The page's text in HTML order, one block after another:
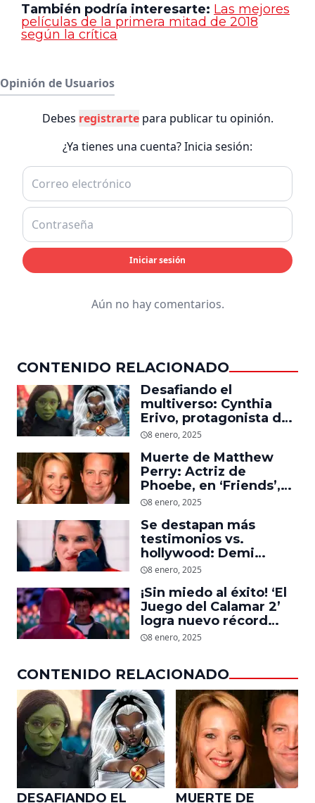
También podría interesarte: Las mejores
películas de la primera mitad de 2018
según la crítica
Opinión de Usuarios
Debes registrartepara publicar tu opinión.
¿Ya tienes una cuenta? Inicia sesión:
Iniciar sesión
Aún no hay comentarios.
CONTENIDO RELACIONADO
Desafiando el
multiverso: Cynthia
Erivo, protagonista de
‘Wicked’, quiere ser
8 enero, 2025
Muerte de Matthew
Perry: Actriz de
Phoebe, en ‘Friends’,
descubre un emotivo
dejó
8 enero, 2025
Se destapan más
testimonios vs.
hollywood: Demi
Moore, protagonista de
daño que le hizo la
industria a su cuerpo
8 enero, 2025
¡Sin miedo al éxito! ‘El
Juego del Calamar 2’
logra nuevo récord
mundial en tan solo 11
8 enero, 2025
CONTENIDO RELACIONADO
DESAFIANDO EL MUERTE DE